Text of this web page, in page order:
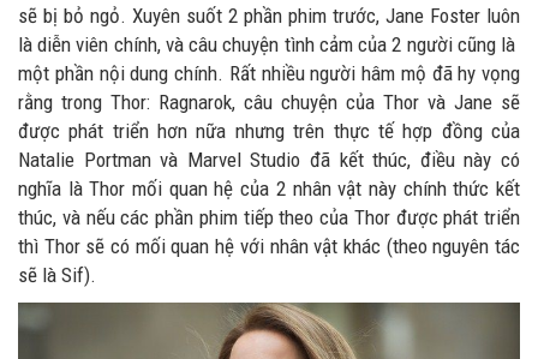
sẽ bị bỏ ngỏ. Xuyên suốt 2 phần phim trước, Jane Foster luôn
là diễn viên chính, và câu chuyện tình cảm của 2 người cũng là
một phần nội dung chính. Rất nhiều người hâm mộ đã hy vọng
rằng trong Thor: Ragnarok, câu chuyện của Thor và Jane sẽ
được phát triển hơn nữa nhưng trên thực tế hợp đồng của
Natalie Portman và Marvel Studio đã kết thúc, điều này có
nghĩa là Thor mối quan hệ của 2 nhân vật này chính thức kết
thúc, và nếu các phần phim tiếp theo của Thor được phát triển
thì Thor sẽ có mối quan hệ với nhân vật khác (theo nguyên tác
sẽ là Sif).